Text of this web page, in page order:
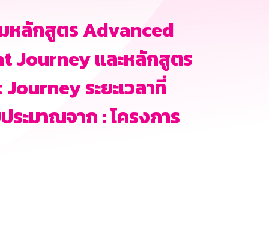
หลักสูตร Advanced
Journey และหลักสูตร
ระยะเวลาที่
ระมาณจาก : โครงการ